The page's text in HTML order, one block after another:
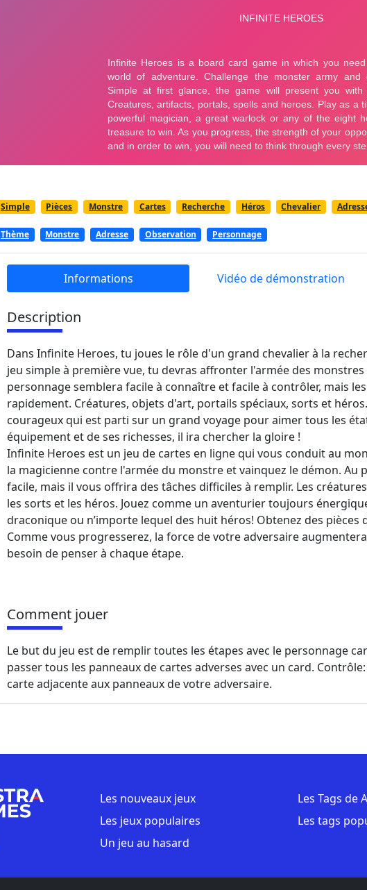
Simple Pièces Monstre Cartes Recherche Héros Chevalier
Thème Monstre Adresse Observation Personnage
Informations Vidéo de démonstration
Description
Dans Infinite Heroes, tu joues le rôle d'un grand chevalier à la
jeu simple à première vue, tu devras affronter l'armée des
personnage semblera facile à connaître et facile à contrôler, mais
rapidement. Créatures, objets d'art, portails spéciaux, sorts et
courageux qui est parti sur un grand voyage pour aimer tous les
équipement et de ses richesses, il ira chercher la gloire !
Infinite Heroes est un jeu de cartes en ligne qui vous conduit au
la magicienne contre l'armée du monstre et vainquez le démon.
facile, mais il vous offrira des tâches difficiles à remplir. Les
les sorts et les héros. Jouez comme un aventurier toujours
draconique ou n’importe lequel des huit héros! Obtenez des pièces
Comme vous progresserez, la force de votre adversaire
besoin de penser à chaque étape.
Comment jouer
Le but du jeu est de remplir toutes les étapes avec le personnage
passer tous les panneaux de cartes adverses avec un card.
carte adjacente aux panneaux de votre adversaire.
Les nouveaux jeux
Les jeux populaires
Un jeu au hasard
Les Tags de
Les tags